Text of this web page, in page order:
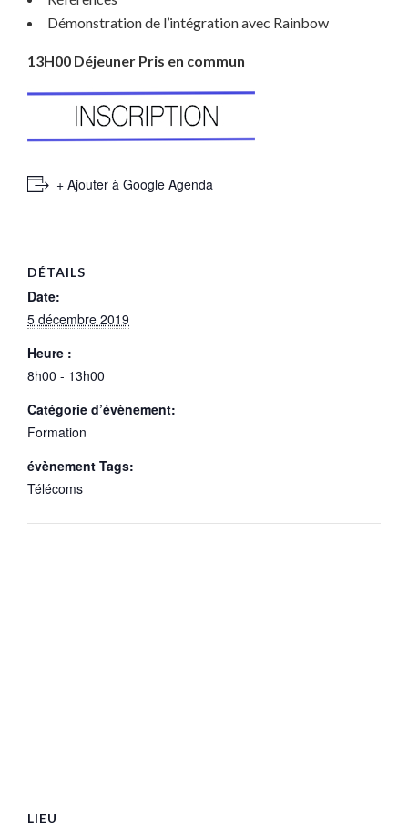
Démonstration de l’intégration avec Rainbow
13H00 Déjeuner Pris en commun
+ Ajouter à Google Agenda
DÉTAILS
Date:
5 décembre 2019
Heure :
8h00 - 13h00
Catégorie d’évènement:
Formation
évènement Tags:
Télécoms
LIEU